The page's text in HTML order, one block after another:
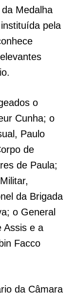
Medalha
pela
o
Cunha; o
Paulo
de
de Paula;
da Brigada
o General
Assis e a
Facco
da Câmara